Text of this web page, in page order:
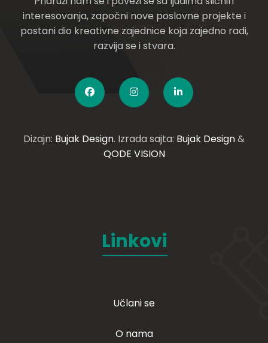
interesovanja, započni nove poslovne projekte i
postani dio kreativne zajednice koja zajedno radi,
razvija se i stvara.
Dizajn: Bujak Design. Izrada sajta: Bujak Design&
QODE VISION
Linkovi
Učlani se
O nama